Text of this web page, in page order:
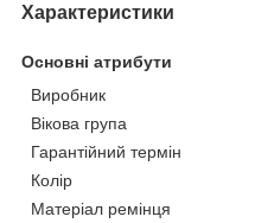
Характеристики
Основні атрибути
Виробник
Вікова група
Гарантійний термін
Колір
Матеріал ремінця